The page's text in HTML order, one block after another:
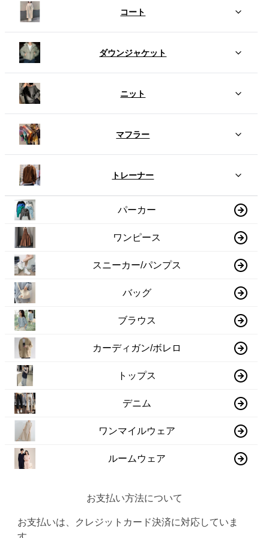
コート
ダウンジャケット
ニット
マフラー
トレーナー
パーカー
ワンピース
スニーカー/パンプス
バッグ
ブラウス
カーディガン/ボレロ
トップス
デニム
ワンマイルウェア
ルームウェア
お支払い方法について
お支払いは、クレジットカード決済に対応していま